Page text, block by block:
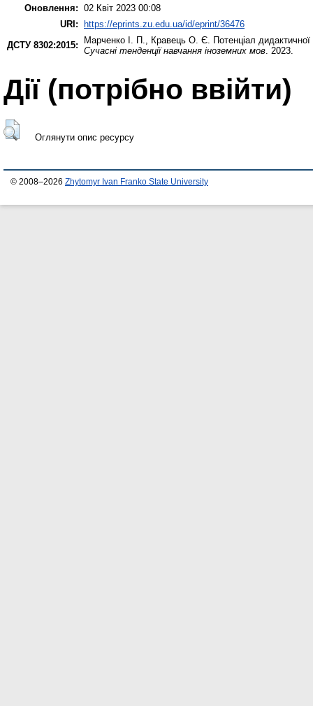
Оновлення: 02 Квіт 2023 00:08
URI:
https://eprints.zu.edu.ua/id/eprint/36476
ДСТУ 8302:2015:
Марченко І. П., Кравець О. Є. Потенціал
Сучасні тенденції навчання іноземних мов. 2023.
Дії ​​(потрібно ввійти)
Оглянути опис ресурсу
© 2008–2026 Zhytomyr Ivan Franko State University